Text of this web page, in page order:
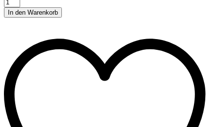
In den Warenkorb